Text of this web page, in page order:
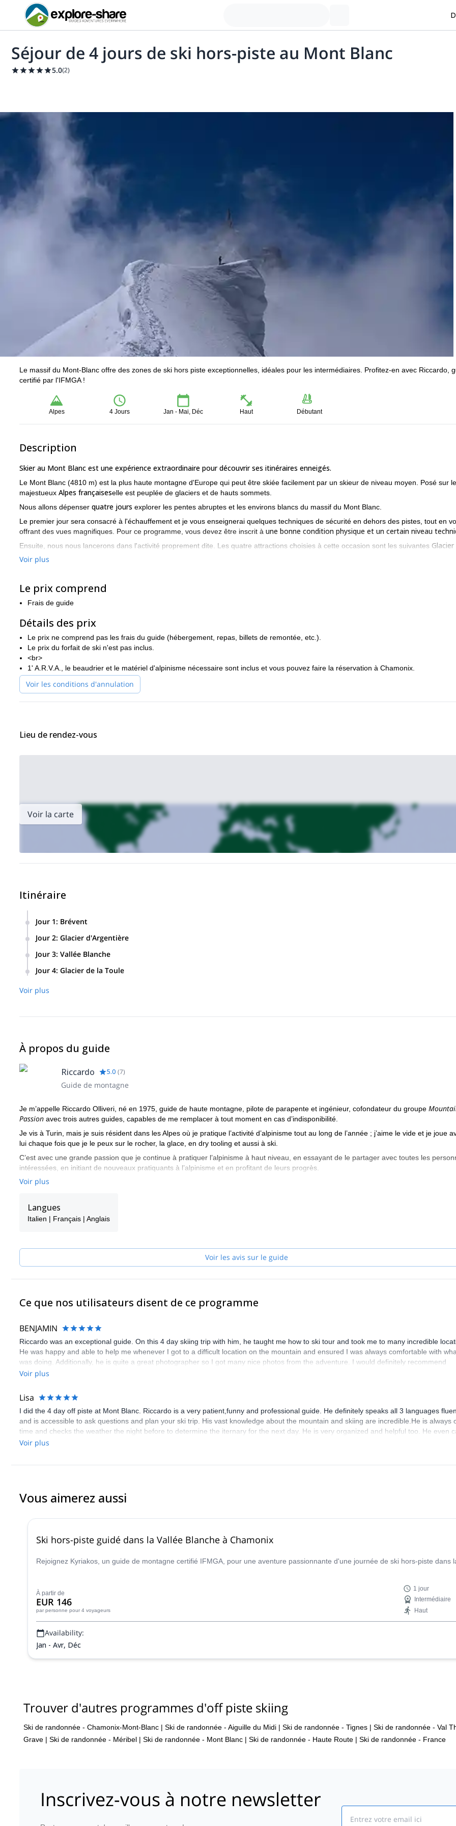
Séjour de 4 jours de ski hors-piste au Mont Blanc
5.0(2)
Le massif du Mont-Blanc offre des zones de ski hors piste exceptionnelles, idéales pour les intermédiaires. Profitez-en avec Riccardo,
certifié par l'IFMGA !
Alpes 4 Jours Jan - Mai, Déc Haut Débutant
Description
Skier au Mont Blanc est une expérience extraordinaire pour découvrir ses itinéraires enneigés.
Le Mont Blanc (4810 m) est la plus haute montagne d'Europe qui peut être skiée facilement par un skieur de niveau moyen. Posé sur le
majestueux Alpes françaiseselle est peuplée de glaciers et de hauts sommets.
Nous allons dépenser quatre jours explorer les pentes abruptes et les environs blancs du massif du Mont Blanc.
Le premier jour sera consacré à l'échauffement et je vous enseignerai quelques techniques de sécurité en dehors des pistes, tout en
offrant des vues magnifiques. Pour ce programme, vous devez être inscrit à une bonne condition physique et un certain niveau
Ensuite, nous nous lancerons dans l'activité proprement dite. Les quatre attractions choisies à cette occasion sont les suivantes Glacier
d'Argentière (1600 m), Brévent (2525 m), Glacier de la Toule
Prêt pour cette aventure de 4 jours dans le massif du Mont Blanc ? Envoyez votre demande et réservez ce programme ! Je vous
promets une expérience inoubliable.
Voir plus
Le prix comprend
Frais de guide
Détails des prix
Le prix ne comprend pas les frais du guide (hébergement, repas, billets de remontée, etc.).
Le prix du forfait de ski n'est pas inclus.
<br>
1' A.R.V.A., le beaudrier et le matériel d'alpinisme nécessaire sont inclus et vous pouvez faire la réservation à Chamonix.
Voir les conditions d'annulation
Lieu de rendez-vous
Voir la carte
Itinéraire
Jour 1: Brévent
pentes raides et des vues incroyables sur tout le massif du Mont Blanc. Nous passerons également en revue quelques techniques
sécurité en hors-piste.
Jour 2: Glacier d'Argentière
Jour 3: Vallée Blanche
Jour 4: Glacier de la Toule
Punta Helbronner.
Voir plus
À propos du guide
Riccardo 5.0 (7)
Guide de montagne
Je m’appelle Riccardo Olliveri, né en 1975, guide de haute montagne, pilote de parapente et ingénieur, cofondateur du groupe
Passion avec trois autres guides, capables de me remplacer à tout moment en cas d’indisponibilité.
Je vis à Turin, mais je suis résident dans les Alpes où je pratique l’activité d’alpinisme tout au long de l’année ; j’aime le vide et je joue
lui chaque fois que je le peux sur le rocher, la glace, en dry tooling et aussi à ski.
C’est avec une grande passion que je continue à pratiquer l’alpinisme à haut niveau, en essayant de le partager avec toutes les
intéressées, en initiant de nouveaux pratiquants à l’alpinisme et en profitant de leurs progrès.
J’aime voyager et pratiquer ces activités dans le monde entier ; j’ai organisé des ascensions, des vols et des expéditions en Bolivie, en
Je collabore en tant que témoin et consultant avec Montura, Scarpa, ATK, Kæstle Ski, Edelweiss, Arva, Cebè et Grivel.
Voir plus
Langues
Italien | Français | Anglais
Voir les avis sur le guide
Ce que nos utilisateurs disent de ce programme
BENJAMIN
Riccardo was an exceptional guide. On this 4 day skiing trip with him, he taught me how to ski tour and took me to many incredible
He was happy and able to help me whenever I got to a difficult location on the mountain and ensured I was always comfortable with
was doing. Additionally, he is quite a great photographer so I got many nice photos from the adventure. I would definitely recommend
Riccardo and this trip for anyone who is interested in trying off-piste skiing or ski touring.
Voir plus
Lisa
I did the 4 day off piste at Mont Blanc. Riccardo is a very patient,funny and professional guide. He definitely speaks all 3 languages
and is accessible to ask questions and plan your ski trip. His vast knowledge about the mountain and skiing are incredible.He is always
time and checks the weather the night before to determine the iternary for the next day. He is very organized and helpful too. He even
with me to get my ski gear. He will always give you suggestions on which mountain and will ask what you would like to do. Due to the bad
Voir plus
Vous aimerez aussi
Ski hors-piste guidé dans la Vallée Blanche à Chamonix
Rejoignez Kyriakos, un guide de montagne certifié IFMGA, pour une aventure passionnante d'une journée de ski hors-piste dans
À partir de
EUR 146
par personne pour 4 voyageurs
1 jour
Intermédiaire
Haut
Availability:
Jan - Avr, Déc
Trouver d'autres programmes d'off piste skiing
Ski de randonnée - Chamonix-Mont-Blanc | Ski de randonnée - Aiguille du Midi | Ski de randonnée - Tignes | Ski de randonnée - Val
Grave | Ski de randonnée - Méribel | Ski de randonnée - Mont Blanc | Ski de randonnée - Haute Route | Ski de randonnée - France
Inscrivez-vous à notre newsletter